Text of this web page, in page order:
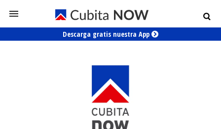
Descarga gratis nuestra App